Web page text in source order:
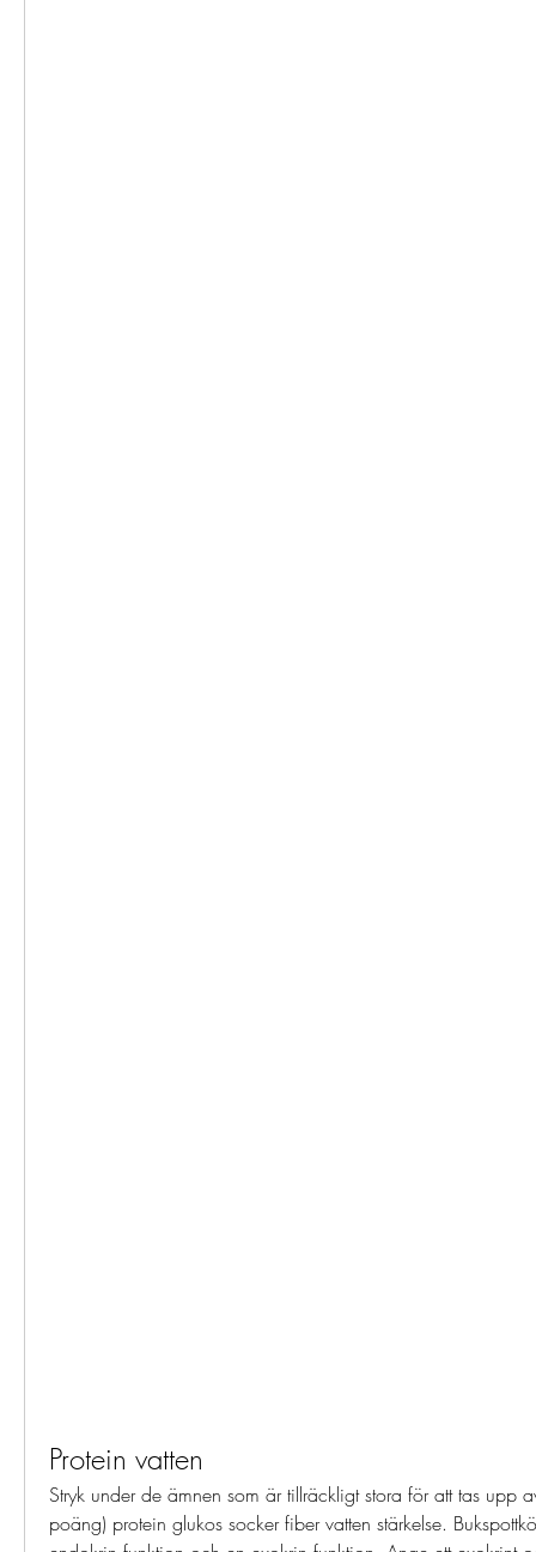
Protein vatten
Stryk under de ämnen som är tillräckligt stora för att tas upp
poäng) protein glukos socker fiber vatten stärkelse.